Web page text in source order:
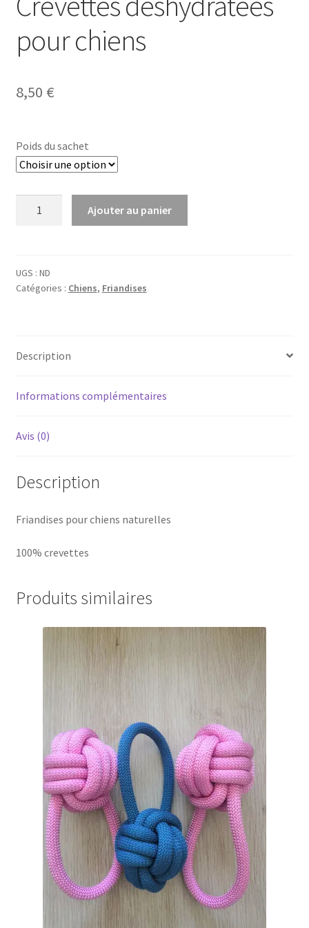
pour chiens
8,50 €
Poids du sachet
pour
chiens
Ajouter au panier
UGS : ND
Catégories : Chiens, Friandises
Description
Informations complémentaires
Avis (0)
Description
Friandises pour chiens naturelles
100% crevettes
Produits similaires